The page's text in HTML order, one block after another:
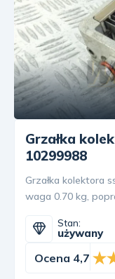
Grzałka
10299988
Grzałka kolektora
waga 0.70 kg,
Stan:
używany
Ocena 4,7